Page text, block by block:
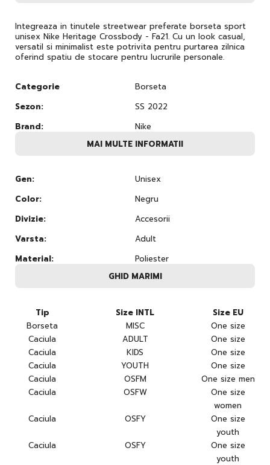
Integreaza in tinutele streetwear preferate borseta sport
unisex Nike Heritage Crossbody - Fa21. Cu un look casual,
versatil si minimalist este potrivita pentru purtarea zilnica
oferind spatiu de stocare pentru lucrurile personale.
Categorie
Borseta
Sezon:
SS 2022
Brand:
Nike
MAI MULTE INFORMATII
Gen:
Unisex
Color:
Negru
Divizie:
Accesorii
Varsta:
Adult
Material:
Poliester
GHID MARIMI
Tip Size INTL
Size EU
Borseta
MISC
One size
Caciula
ADULT
One size
Caciula
KIDS
One size
Caciula
YOUTH
One size
Caciula
OSFM
One size men
Caciula
OSFW
One size
women
Caciula
OSFY
One size
youth
Caciula
OSFY
One size
youth